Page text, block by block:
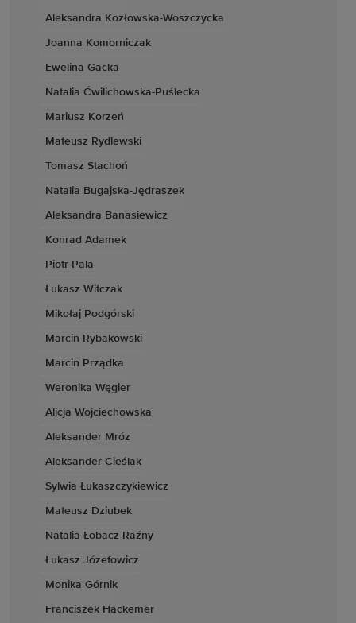
Aleksandra Kozłowska-Woszczycka
Joanna Komorniczak
Ewelina Gacka
Natalia Ćwilichowska-Puślecka
Mariusz Korzeń
Mateusz Rydlewski
Tomasz Stachoń
Natalia Bugajska-Jędraszek
Aleksandra Banasiewicz
Konrad Adamek
Piotr Pala
Łukasz Witczak
Mikołaj Podgórski
Marcin Rybakowski
Marcin Prządka
Weronika Węgier
Alicja Wojciechowska
Aleksander Mróz
Aleksander Cieślak
Sylwia Łukaszczykiewicz
Mateusz Dziubek
Natalia Łobacz-Raźny
Łukasz Józefowicz
Monika Górnik
Franciszek Hackemer